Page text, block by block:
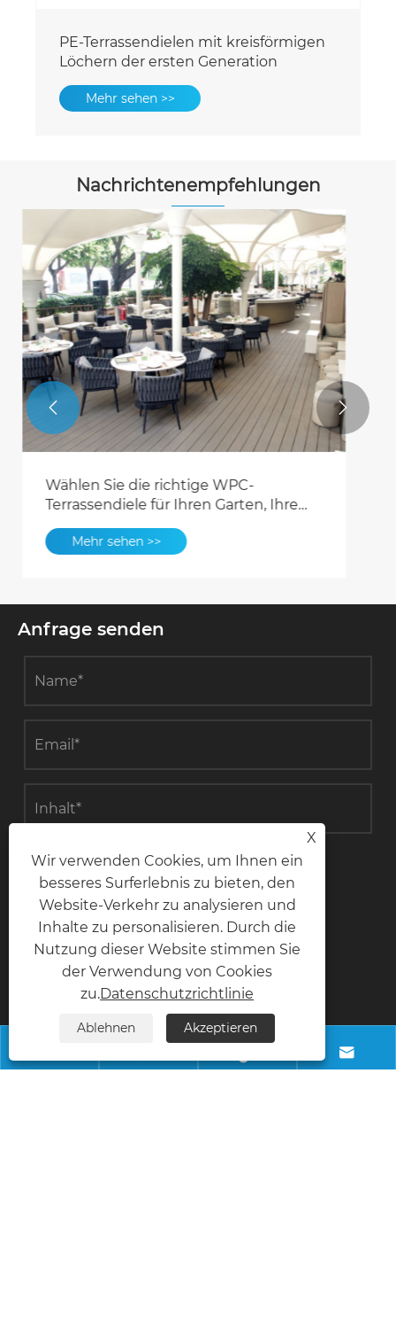
Nachhaltiger, massiver PE-
Terrassendielen für den Balkon
Mehr sehen >>
Nachrichtenempfehlungen
So wählen Sie das richtige ASA -
Außenprodukt für Ihr Projekt aus
Mehr sehen >>
 
Anfrage senden
Kontaktiere uns
+8618028968963

X
Wir verwenden Cookies, um Ihnen ein
besseres Surferlebnis zu bieten, den
Website-Verkehr zu analysieren und
Inhalte zu personalisieren. Durch die
Nutzung dieser Website stimmen Sie
der Verwendung von Cookies
zu.Datenschutzrichtlinie
Ablehnen Akzeptieren